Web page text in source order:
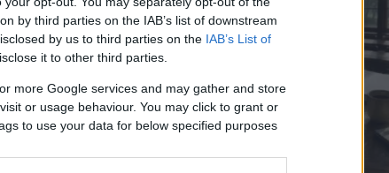
by third parties on the IAB’s list of downstream
by us to third parties on the IAB’s List of
it to other third parties.
more Google services and may gather and store
or usage behaviour. You may click to grant or
to use your data for below specified purposes